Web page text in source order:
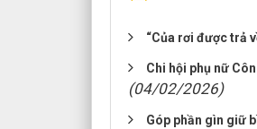
“Của rơi được trả
Chi hội phụ nữ
(04/02/2026)
Góp phần gìn giữ